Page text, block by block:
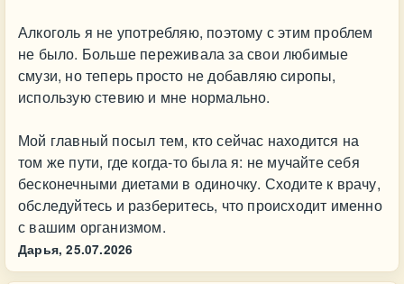
Алкоголь я не употребляю, поэтому с этим проблем
не было. Больше переживала за свои любимые
смузи, но теперь просто не добавляю сиропы,
использую стевию и мне нормально.
Мой главный посыл тем, кто сейчас находится на
том же пути, где когда-то была я: не мучайте себя
бесконечными диетами в одиночку. Сходите к врачу,
обследуйтесь и разберитесь, что происходит именно
с вашим организмом.
Дарья, 25.07.2026